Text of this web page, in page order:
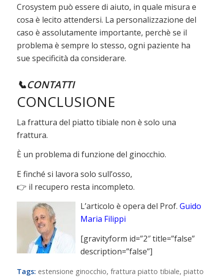
Crosystem può essere di aiuto, in quale misura e
cosa è lecito attendersi. La personalizzazione del
caso è assolutamente importante, perchè se il
problema è sempre lo stesso, ogni paziente ha
sue specificità da considerare.
📞CONTATTI
CONCLUSIONE
La frattura del piatto tibiale non è solo una
frattura.
È un problema di funzione del ginocchio.
E finché si lavora solo sull’osso,
👉 il recupero resta incompleto.
L’articolo è opera del Prof. Guido
Maria Filippi
[gravityform id=”2″ title=”false”
description=”false”]
Tags: estensione ginocchio, frattura piatto tibiale, piatto